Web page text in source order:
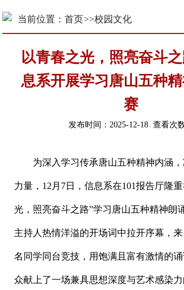
当前位置：首页>>校园文化
以青春之光，照亮奋斗
息系开展学习唐山五种
赛
发布时间：2025-12-18 查看次数
为深入学习传承唐山五种精神内涵
力量，12月7日，信息系在101报告厅隆
光，照亮奋斗之路”学习唐山五种精神朗
主持人热情洋溢的开场词中拉开序幕，
名同学同台竞技，用饱满且富有激情的
众献上了一场兼具思想深度与艺术感染力